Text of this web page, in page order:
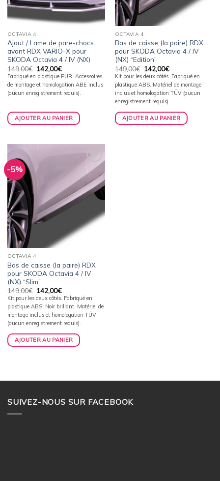
OCTAVIA 4
Ajout / Lame de pare-chocs
avant RDX VARIO-X pour
SKODA Octavia 4 / IV (NX)
149,00€ Le
prix
initial
était :
149,00€.
142,00€Le
prix
actuel
est :
142,00€.
Fabriqué en plastique PUR. Accessoires
de montage et homologation ABE inclus
(aucun enregistrement requis).
AJOUTER AU PANIER
OCTAVIA 4
Bas de caisse (la paire) RDX
pour SKODA Octavia 4 / IV
(NX) “Edition”
149,00€ Le
prix
initial
était :
149,00€.
142,00€Le
prix
actuel
est :
142,00€.
Kit pour les deux côtés. Fabriqué en
plastique ABS. Matériel de montage
inclus et homologation TÜV (aucun
enregistrement requis).
AJOUTER AU PANIER
-5%
Ajouter
à la
wishlist
OCTAVIA 4
Bas de caisse (la paire) RDX
pour SKODA Octavia 4 / IV
(NX) “Slim”
149,00€ Le
prix
initial
était :
149,00€.
142,00€Le
prix
actuel
est :
142,00€.
Kit pour les deux côtés. Fabriqué en
plastique ABS. Noir brillant. Matériel de
montage inclus et homologation TÜV
(aucun enregistrement requis).
AJOUTER AU PANIER
SUIVEZ-NOUS SUR FACEBOOK